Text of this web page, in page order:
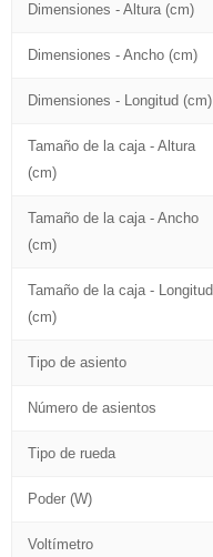
Dimensiones - Altura (cm)
Dimensiones - Ancho (cm)
Dimensiones - Longitud (cm)
Tamaño de la caja - Altura
(cm)
Tamaño de la caja - Ancho
(cm)
Tamaño de la caja - Longitud
(cm)
Tipo de asiento
Número de asientos
Tipo de rueda
Poder (W)
Voltímetro